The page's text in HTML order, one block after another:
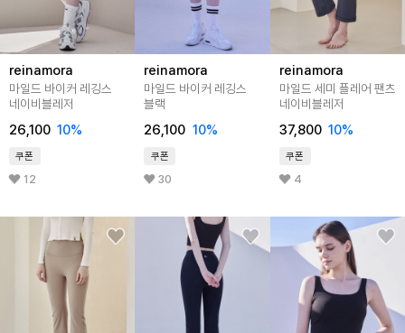
reinamora
마일드 바이커 레깅스
네이비블레저
26,100 10%
쿠폰
12
reinamora
마일드 바이커 레깅스
블랙
26,100 10%
쿠폰
30
reinamora
마일드 세미 플레어 팬츠
네이비블레저
37,800 10%
쿠폰
4